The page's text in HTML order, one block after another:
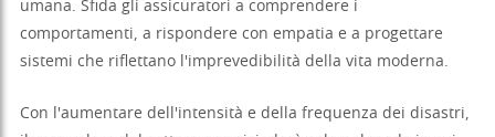
umana. Sfida gli assicuratori a comprendere i
comportamenti, a rispondere con empatia e a progettare
sistemi che riflettano l'imprevedibilità della vita moderna.
Con l'aumentare dell'intensità e della frequenza dei disastri,